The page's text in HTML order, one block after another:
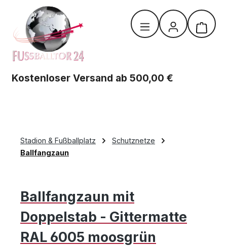
Zum Hauptinhalt springen
Kostenloser Versand ab 500,00 €
Stadion & Fußballplatz
Schutznetze
Ballfangzaun
Ballfangzaun mit
Doppelstab - Gittermatte
RAL 6005 moosgrün